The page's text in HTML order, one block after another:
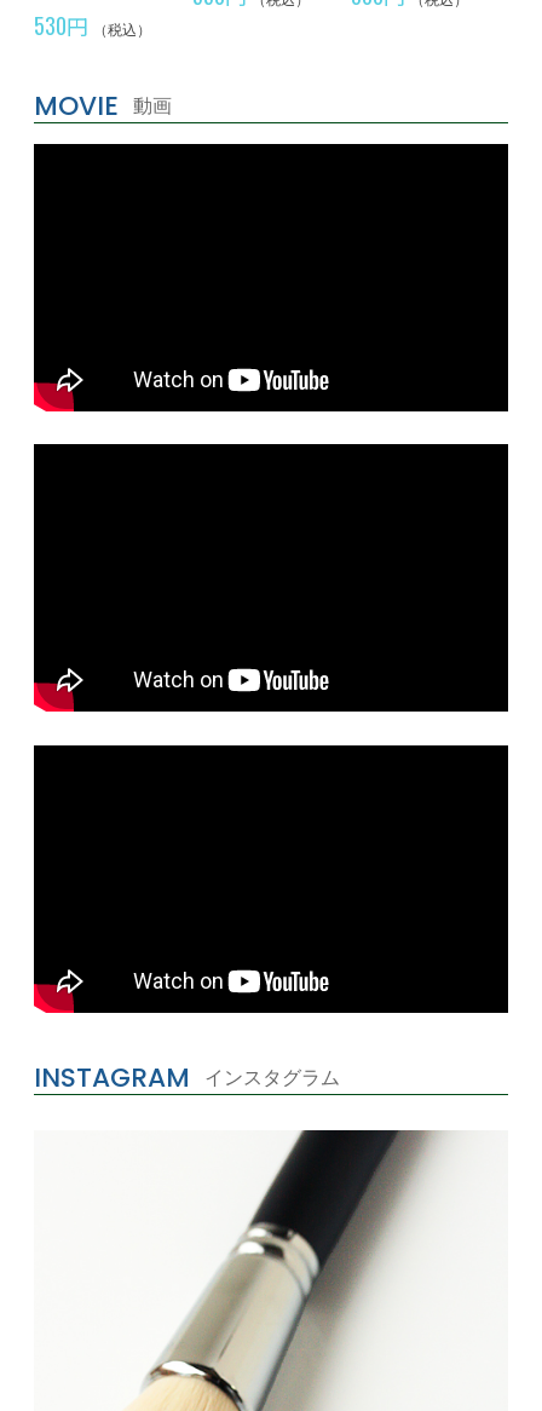
530円 （税込）
MOVIE 動画
INSTAGRAM インスタグラム